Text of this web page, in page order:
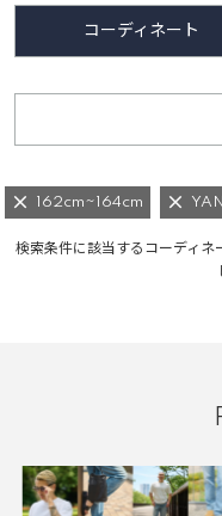
コーディネート
162cm~164cm
検索条件に該当するコーディネ